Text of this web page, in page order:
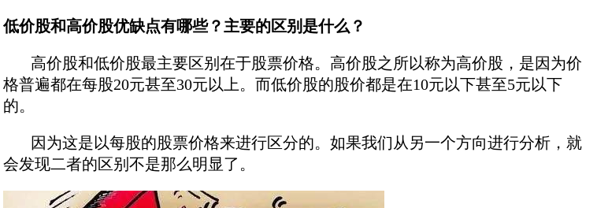
低价股和高价股优缺点有哪些？主要的区别是什么？
高价股和低价股最主要区别在于股票价格。高价股之所以称为高价股，是因为价
格普遍都在每股20元甚至30元以上。而低价股的股价都是在10元以下甚至5元以下
的。
因为这是以每股的股票价格来进行区分的。如果我们从另一个方向进行分析，就
会发现二者的区别不是那么明显了。